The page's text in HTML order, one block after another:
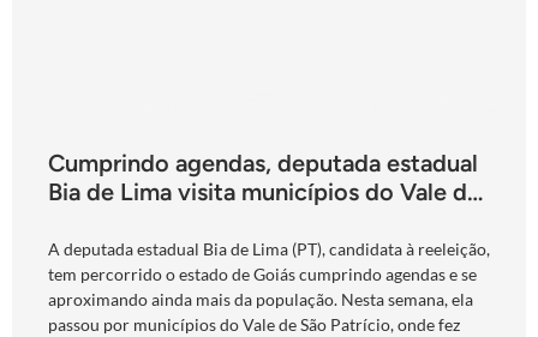
Cumprindo agendas, deputada estadual
Bia de Lima visita municípios do Vale do
A deputada estadual Bia de Lima (PT), candidata à reeleição,
tem percorrido o estado de Goiás cumprindo agendas e se
aproximando ainda mais da população. Nesta semana, ela
passou por municípios do Vale de São Patrício, onde fez